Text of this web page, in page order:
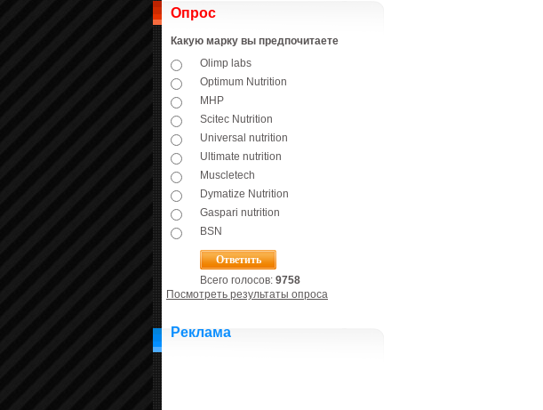
Опрос
Какую марку вы предпочитаете
Olimp labs
Optimum Nutrition
MHP
Scitec Nutrition
Universal nutrition
Ultimate nutrition
Muscletech
Dymatize Nutrition
Gaspari nutrition
BSN
Всего голосов: 9758
Посмотреть результаты опроса
Реклама